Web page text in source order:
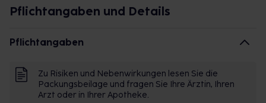
Pflichtangaben und Details
Pflichtangaben
Zu Risiken und Nebenwirkungen lesen Sie die
Packungsbeilage und fragen Sie Ihre Ärztin, Ihren
Arzt oder in Ihrer Apotheke.